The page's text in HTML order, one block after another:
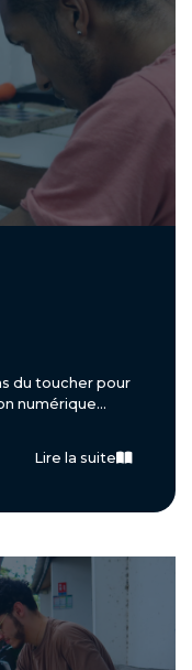
du toucher pour
numérique...
Lire la suite